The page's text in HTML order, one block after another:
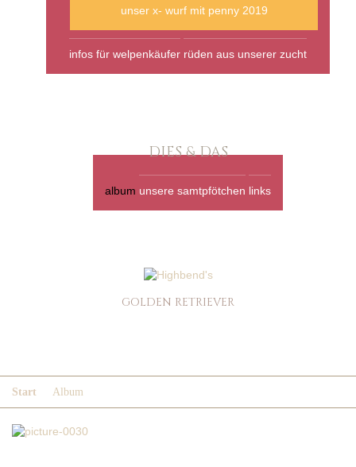
unser x- wurf mit penny 2019
infos für welpenkäufer rüden aus unserer zucht
DIES & DAS
album unsere samtpfötchen links
GOLDEN RETRIEVER
Start Album